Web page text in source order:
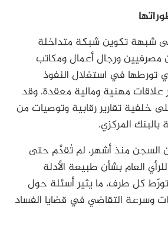
شبهة تكوين شبكة متداخلة
ورجال أعمال ومكاتب
تورطها في استغلال النفوذ
علاقات مهنية ومالية معقدة. وقد
خلفية تقارير رقابية وتوصيات من
بالبنك المركزي.
السجن منذ أشهر، لم تُقدَّم حتى
العام بشأن طبيعة الأدلة
كل طرف، ما يثير أسئلة حول
وسرعة التقاضي في قضايا الفساد